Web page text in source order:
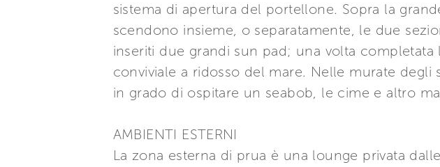
sistema di apertura del portellone. Sopra la
scendono insieme, o separatamente, le due
inseriti due grandi sun pad; una volta
conviviale a ridosso del mare. Nelle murate
in grado di ospitare un seabob, le cime e altro
AMBIENTI ESTERNI
La zona esterna di prua è una lounge privata